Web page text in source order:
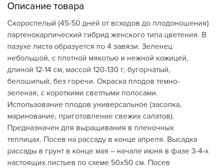
Описание товара
Скороспелый (45-50 дней от всходов до плодоношения)
партенокарпический гибрид женского типа цветения. В
пазухе листа образуется по 4 завязи. Зеленец
небольшой, с плотной мякотью и нежной кожицей,
длиной 12-14 см, массой 120-130 г, бугорчатый,
белошипый, без горечи. Окраска плодов темно-
зеленая, с короткими светлыми полосами.
Использование плодов универсальное (засолка,
маринование, приготовление свежих салатов).
Предназначен для выращивания в пленочных
теплицах. Посев на рассаду в конце апреля. Высадка
рассады в грунт в конце мая – начале июня в фазе 3-4-х
настоящих листьев по схеме 50х50 см. Посев